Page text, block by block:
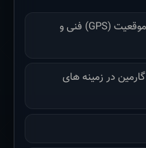
واردات و تامین سیستم های تعیین موقعیت (GPS) فنی و
ساعت های هوشمند متکی به GPS گارمین در زمینه های